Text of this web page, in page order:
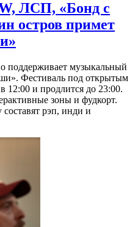
ЛСП, «Бонд с
остров примет
поддерживает музыкальный
Фестиваль под открытым
12:00 и продлится до 23:00.
зоны и фудкорт.
рэп, инди и